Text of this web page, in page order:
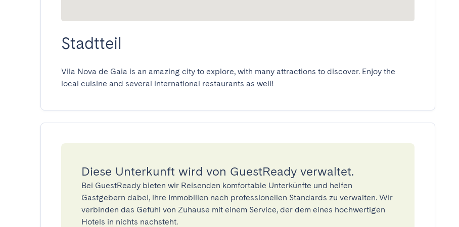
Stadtteil
Vila Nova de Gaia is an amazing city to explore, with many attractions to discover. Enjoy the
local cuisine and several international restaurants as well!
Diese Unterkunft wird von GuestReady verwaltet.
Bei GuestReady bieten wir Reisenden komfortable Unterkünfte und helfen
Gastgebern dabei, ihre Immobilien nach professionellen Standards zu verwalten. Wir
verbinden das Gefühl von Zuhause mit einem Service, der dem eines hochwertigen
Hotels in nichts nachsteht.